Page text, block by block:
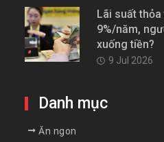
Lãi suất
9%/năm,
xuống tiền?
9 Jul 2026
Danh mục
Ăn ngon